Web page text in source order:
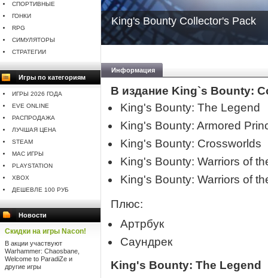
СПОРТИВНЫЕ
ГОНКИ
RPG
СИМУЛЯТОРЫ
СТРАТЕГИИ
Игры по категориям
ИГРЫ 2026 ГОДА
EVE ONLINE
РАСПРОДАЖА
ЛУЧШАЯ ЦЕНА
STEAM
MAC ИГРЫ
PLAYSTATION
XBOX
ДЕШЕВЛЕ 100 РУБ
Новости
Скидки на игры Nacon!
В акции участвуют
Warhammer: Chaosbane,
Welcome to ParadiZe и
другие игры
King's Bounty Collector's Pack
Информация
В издание King`s Bounty:
King's Bounty: The Legend
King's Bounty: Armored
King's Bounty: Crossworlds
King's Bounty: Warriors of
King's Bounty: Warriors of
Плюс:
Артрбук
Саундрек
King's Bounty: The Legend